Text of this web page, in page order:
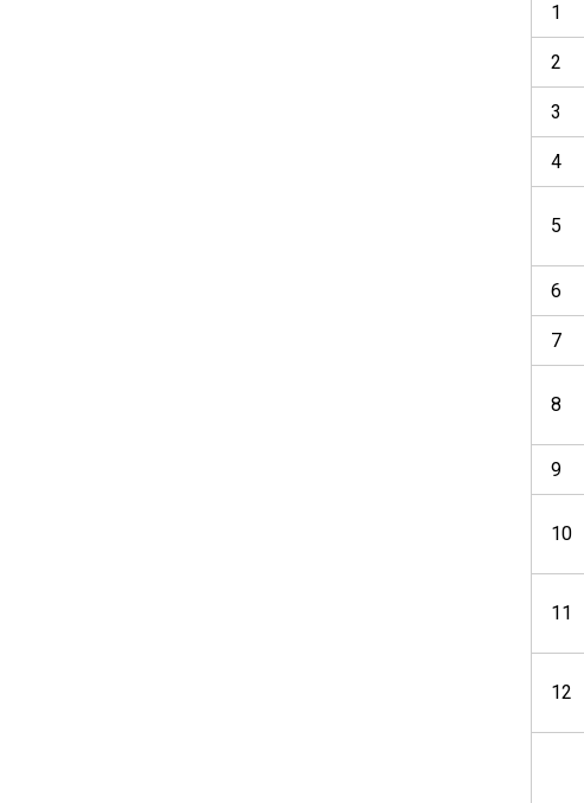
1
2
3
4
5
6
7
8
9
10
11
12